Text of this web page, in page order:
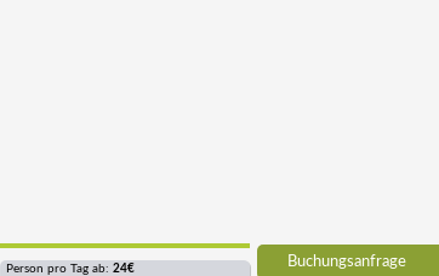
Buchungsanfrage
Person pro Tag ab: 24€